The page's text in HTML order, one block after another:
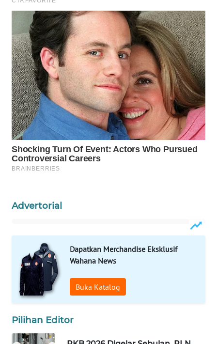
Advertorial
Dapatkan Merchandise Eksklusif
Wahana News
Buka Katalog
Pilihan Editor
WAHANA
SELEB
WAHANA
PERSONA
WAHANA
OTOMOTIF
WAHANA
HEALTH
WAHANA
DESA
WISATA
WAHANA
Network
KONSUMEN
LISTRIK
MASYARAKAT
WALINKI